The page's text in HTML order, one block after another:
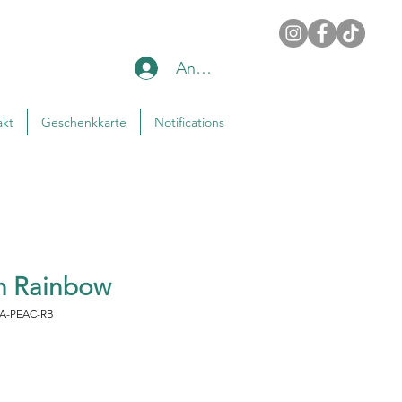
Geschenkkarte Notifications
Anmelden
Rainbow
PEAC-RB